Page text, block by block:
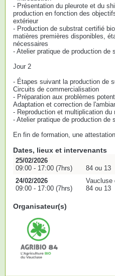
- Présentation du pleurote et du
production en fonction des
extérieur
- Production de substrat certifié
matières premières disponibles,
nécessaires
- Atelier pratique de production de
Jour 2
- Étapes suivant la production de
Circuits de commercialisation
- Préparation aux problèmes
Adaptation et correction de
- Reproduction et multiplication
- Atelier pratique de production de
En fin de formation, une
Dates, lieux et intervenants
25/02/2026
09:00 - 17:00 (7hrs)
84 ou 13
24/02/2026
09:00 - 17:00 (7hrs)
Vaucluse
84 ou 13
Organisateur(s)